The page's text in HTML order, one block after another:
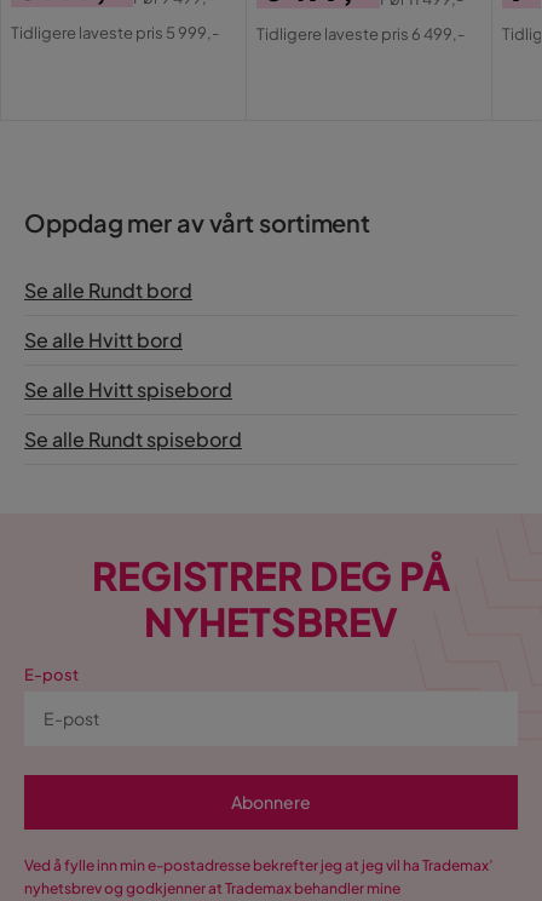
Pris
Original
Tidligere laveste pris 5 999,-
Pris
Original
Tidligere laveste pris 6 499,-
Oppdag mer av vårt sortiment
Se alle Rundt bord
Se alle Hvitt bord
Se alle Hvitt spisebord
Se alle Rundt spisebord
REGISTRER DEG PÅ
NYHETSBREV
E-post
Abonnere
Ved å fylle inn min e-postadresse bekrefter jeg at jeg vil ha Trademax’
nyhetsbrev og godkjenner at Trademax behandler mine